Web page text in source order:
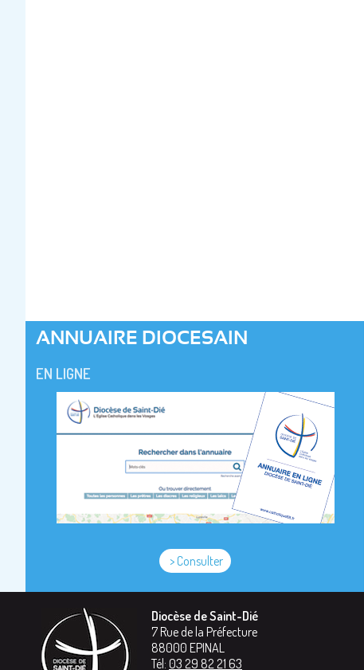
ANNUAIRE DIOCESAIN
EN LIGNE
> Consulter
Diocèse de Saint-Dié
7 Rue de la Préfecture
88000 EPINAL
Tél: 03 29 82 21 63